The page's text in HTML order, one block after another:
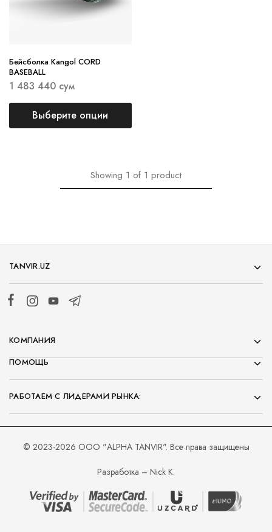
Бейсболка Kangol CORD
BASEBALL
1 483 440 сум
Выберите опции
Showing 1 of 1 product
TANVIR.UZ
КОМПАНИЯ
ПОМОЩЬ
РАБОТАЕМ С ЛИДЕРАМИ РЫНКА:
© 2023-2026 ООО "ALPHA TANVIR". Все права защищены
Разработка – Nick K.